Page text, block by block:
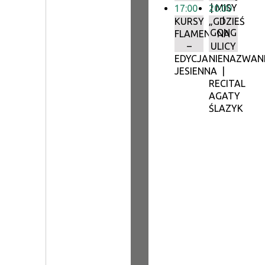
17:00
KURSY
FLAMENCO
–
EDYCJA
JESIENNA
| MISY
I
GONG
20:00
„GDZIEŚ
NA
ULICY
RECITAL
AGATY
ŚLAZYK